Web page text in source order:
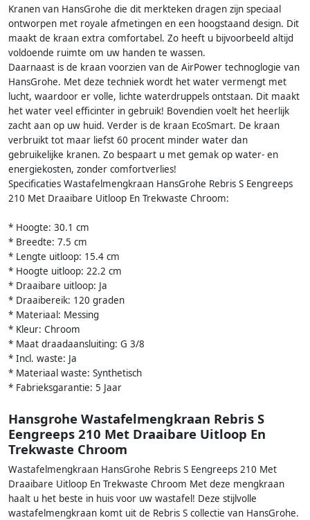
Kranen van HansGrohe die dit merkteken dragen zijn speciaal
ontworpen met royale afmetingen en een hoogstaand design. Dit
maakt de kraan extra comfortabel. Zo heeft u bijvoorbeeld altijd
voldoende ruimte om uw handen te wassen.
Daarnaast is de kraan voorzien van de AirPower technoglogie van
HansGrohe. Met deze techniek wordt het water vermengt met
lucht, waardoor er volle, lichte waterdruppels ontstaan. Dit maakt
het water veel efficinter in gebruik! Bovendien voelt het heerlijk
zacht aan op uw huid. Verder is de kraan EcoSmart. De kraan
verbruikt tot maar liefst 60 procent minder water dan
gebruikelijke kranen. Zo bespaart u met gemak op water- en
energiekosten, zonder comfortverlies!
Specificaties Wastafelmengkraan HansGrohe Rebris S Eengreeps
210 Met Draaibare Uitloop En Trekwaste Chroom:
* Hoogte: 30.1 cm
* Breedte: 7.5 cm
* Lengte uitloop: 15.4 cm
* Hoogte uitloop: 22.2 cm
* Draaibare uitloop: Ja
* Draaibereik: 120 graden
* Materiaal: Messing
* Kleur: Chroom
* Maat draadaansluiting: G 3/8
* Incl. waste: Ja
* Materiaal waste: Synthetisch
* Fabrieksgarantie: 5 Jaar
Hansgrohe Wastafelmengkraan Rebris S
Eengreeps 210 Met Draaibare Uitloop En
Trekwaste Chroom
Wastafelmengkraan HansGrohe Rebris S Eengreeps 210 Met
Draaibare Uitloop En Trekwaste Chroom Met deze mengkraan
haalt u het beste in huis voor uw wastafel! Deze stijlvolle
wastafelmengkraan komt uit de Rebris S collectie van HansGrohe.